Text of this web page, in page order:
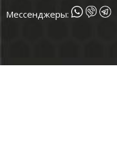
Мессенджеры: